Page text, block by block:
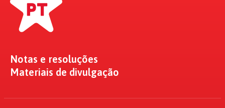
Notas e resoluções
Materiais de divulgação